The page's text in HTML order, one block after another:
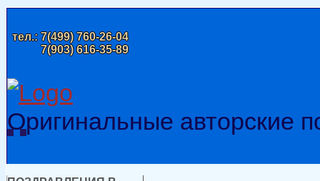
тел.:7(499) 760-26-04
7(903) 616-35-89
Оригинальные авторские